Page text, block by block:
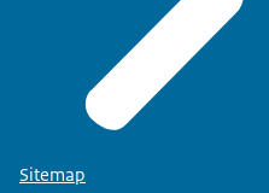
Sitemap